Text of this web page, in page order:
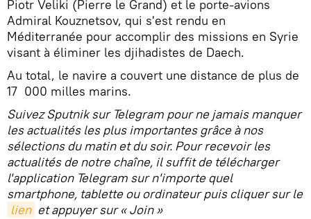
Piotr Veliki (Pierre le Grand) et le porte-avions
Admiral Kouznetsov, qui s'est rendu en
Méditerranée pour accomplir des missions en Syrie
visant à éliminer les djihadistes de Daech.
Au total, le navire a couvert une distance de plus de
17 000 milles marins.
Suivez Sputnik sur Telegram pour ne jamais manquer
les actualités les plus importantes grâce à nos
sélections du matin et du soir. Pour recevoir les
actualités de notre chaîne, il suffit de télécharger
l'application Telegram sur n'importe quel
smartphone, tablette ou ordinateur puis cliquer sur le
lien et appuyer sur « Join »